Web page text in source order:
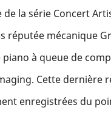
de la série Concert
réputée mécanique
à queue de
Cette
enregistrées du